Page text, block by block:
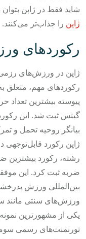
شاید فقط در ژاپن بتوان
ژاپنرا جذاب‌تر می‌کنند.
رکوردهای
ژاپن در ورزش‌های رزمی،
رکوردهای مهم، متعلق به
پیوسته بیشترین تعداد
گینس ثبت شد. این رکورد
بیانگر روحیه تحمل و
ژاپن رکورد قابل‌توجهی
ضربه ثبت کرد. این
بین‌المللی ورزش
ورزش‌های سنتی مانند
یکی از مشهورترین
تورنمنت‌های رسمی